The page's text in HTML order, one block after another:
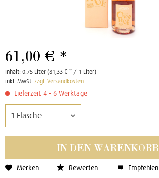
61,00 € *
Inhalt: 0.75 Liter (81,33 € * / 1 Liter)
inkl. MwSt. zzgl. Versandkosten
Lieferzeit 4 - 6 Werktage
IN DEN WARENKORB
Merken Bewerten Empfehlen